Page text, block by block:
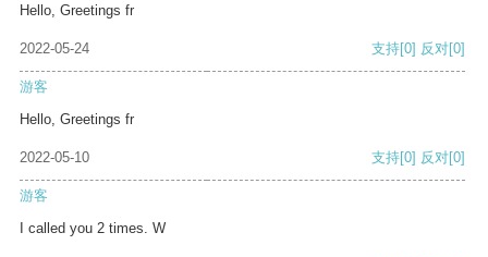
Hello, Greetings fr
2022-05-24 支持[0] 反对[0]
游客
Hello, Greetings fr
2022-05-10 支持[0] 反对[0]
游客
I called you 2 times. W